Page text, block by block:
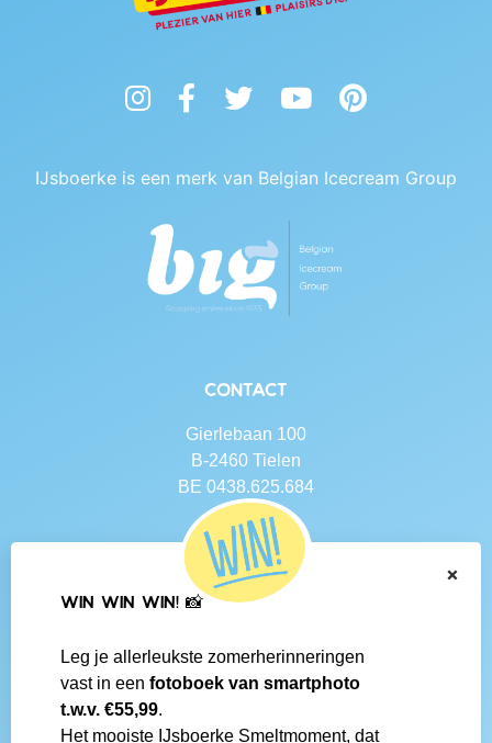
InstagramFacebookTwitter YouTubePinterest
IJsboerke is een merk van Belgian Icecream Group
Contact
Gierlebaan 100
B-2460 Tielen
BE 0438.625.684
Navigatie
Contact
Social media
IJsboerke-shops
×
WIN WIN WIN! 📸
Leg je allerleukste zomerherinneringen
vast in een fotoboek van smartphoto
t.w.v. €55,99.
Het mooiste IJsboerke Smeltmoment, dat